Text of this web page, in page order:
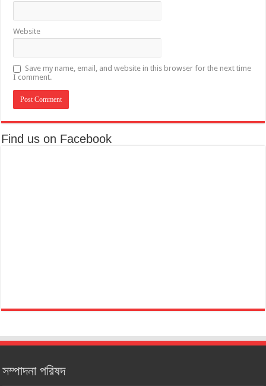
Website
Save my name, email, and website in this browser for the next time
I comment.
Find us on Facebook
সম্পাদনা পরিষদ